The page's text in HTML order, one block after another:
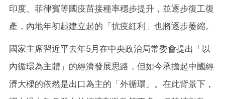
印度、菲律賓等國疫苗接種率穩步提升，並逐步復工復
產，內地年初起建立起的「抗疫紅利」也將逐步萎縮。
國家主席習近平去年5月在中央政治局常委會提出「以
內循環為主體」的經濟發展思路，但如今承擔起中國經
濟大樑的依然是出口為主的「外循環」。在此背景下，